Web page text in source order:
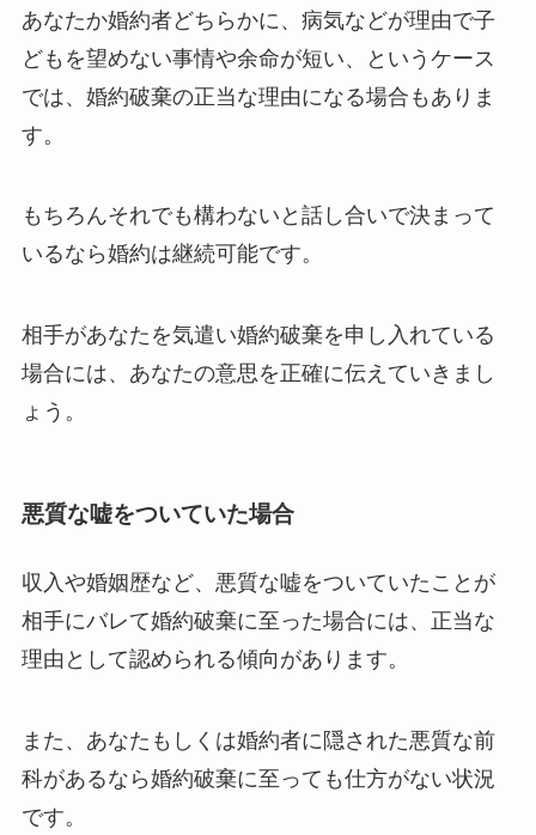
あなたか婚約者どちらかに、病気などが理由で子
どもを望めない事情や余命が短い、というケース
では、婚約破棄の正当な理由になる場合もありま
す。
もちろんそれでも構わないと話し合いで決まって
いるなら婚約は継続可能です。
相手があなたを気遣い婚約破棄を申し入れている
場合には、あなたの意思を正確に伝えていきまし
ょう。
悪質な嘘をついていた場合
収入や婚姻歴など、悪質な嘘をついていたことが
相手にバレて婚約破棄に至った場合には、正当な
理由として認められる傾向があります。
また、あなたもしくは婚約者に隠された悪質な前
科があるなら婚約破棄に至っても仕方がない状況
です。